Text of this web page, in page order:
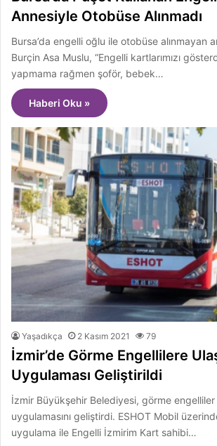
Annesiyle Otobüse Alınmadı
Bursa’da engelli oğlu ile otobüse alınmayan
Burçin Asa Muslu, “Engelli kartlarımızı
yapmama rağmen şoför, bebek…
Haberi Oku »
Yaşadıkça 2 Kasım 2021 79
İzmir’de Görme Engellilere
Uygulaması Geliştirildi
İzmir Büyükşehir Belediyesi, görme engelliler
uygulamasını geliştirdi. ESHOT Mobil
uygulama ile Engelli İzmirim Kart sahibi…